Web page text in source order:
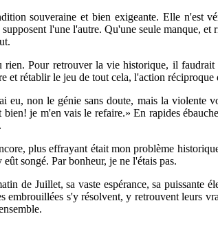
souveraine et bien exigeante. Elle n'est
l'une l'autre. Qu'une seule manque,
Pour retrouver la vie historique, il faudrait
et rétablir le jeu de tout cela, l'action
eu, non le génie sans doute, mais la violente
je m'en vais le refaire.» En rapides
plus effrayant était mon problème
songé. Par bonheur, je ne l'étais pas.
de Juillet, sa vaste espérance, sa puissante
embrouillées s'y résolvent, y retrouvent leurs